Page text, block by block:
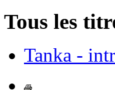
Tous les
Tanka -